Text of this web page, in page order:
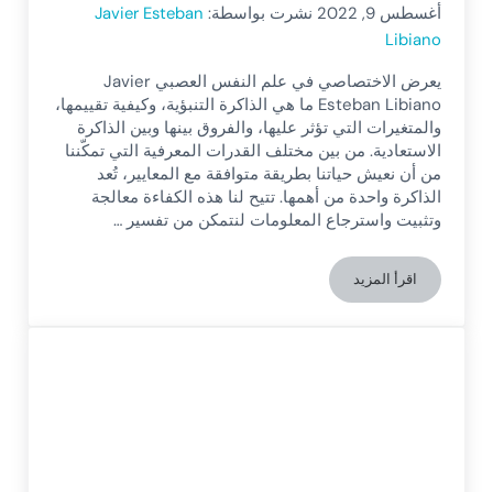
أغسطس 9, 2022 نشرت بواسطة: Javier Esteban
Libiano
يعرض الاختصاصي في علم النفس العصبي Javier
Esteban Libiano ما هي الذاكرة التنبؤية، وكيفية تقييمها،
والمتغيرات التي تؤثر عليها، والفروق بينها وبين الذاكرة
الاستعادية. من بين مختلف القدرات المعرفية التي تمكّننا
من أن نعيش حياتنا بطريقة متوافقة مع المعايير، تُعد
الذاكرة واحدة من أهمها. تتيح لنا هذه الكفاءة معالجة
وتثبيت واسترجاع المعلومات لنتمكن من تفسير …
اقرأ المزيدالذاكرة المستقبلية: ما هي، الفروق بينها وبين الذاكرة الرجعية،